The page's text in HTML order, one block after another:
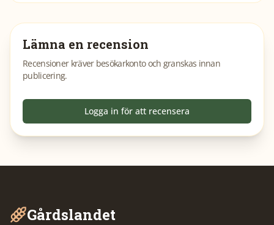
Lämna en recension
Recensioner kräver besökarkonto och granskas innan
publicering.
Logga in för att recensera
Gårdslandet